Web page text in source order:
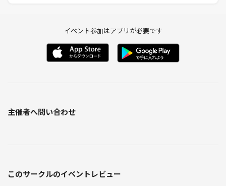
イベント参加はアプリが必要です
主催者へ問い合わせ
このサークルのイベントレビュー